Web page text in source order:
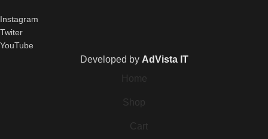
Instagram
Twiter
YouTube
Developed by AdVista IT
Home
Shop
Cart